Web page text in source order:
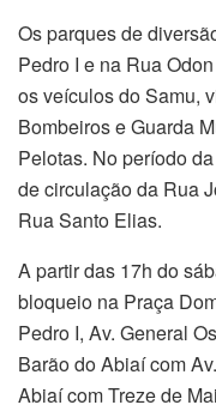
Os parques de
Pedro I e na Rua
os veículos do Samu,
Bombeiros e Guarda
Pelotas. No período
de circulação da Rua
Rua Santo Elias.
A partir das 17h do
bloqueio na Praça
Pedro I, Av. General
Barão do Abiaí com
Abiaí com Treze de